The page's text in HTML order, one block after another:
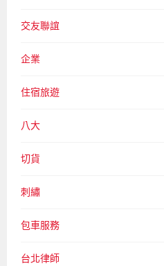
交友聯誼
企業
住宿旅遊
八大
切貨
刺繡
包車服務
台北律師